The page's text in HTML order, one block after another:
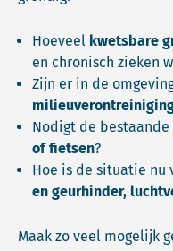
Hoeveel kwetsbare
en chronisch zieken
Zijn er in de
Nodigt de
of fietsen?
Hoe is de situatie nu
en geurhinder,
Maak zo veel mogelijk